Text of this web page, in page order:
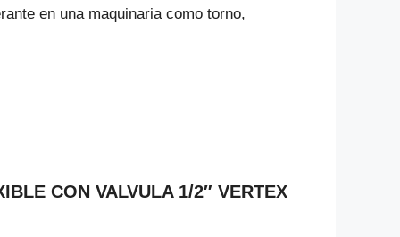
en una maquinaria como torno,
CON VALVULA 1/2″ VERTEX